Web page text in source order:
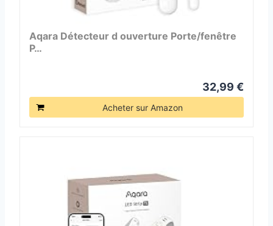
Aqara Détecteur d ouverture Porte/fenêtre
P…
32,99 €
Acheter sur Amazon